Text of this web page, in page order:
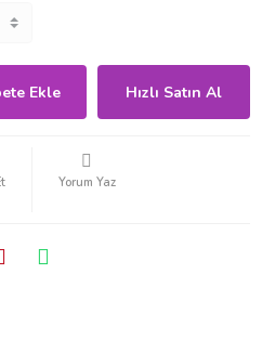
Ekle Hızlı Satın Al
Yorum Yaz